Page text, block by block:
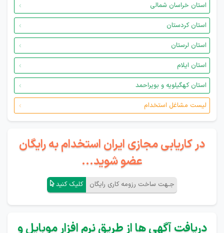
استان خراسان شمالی
استان کردستان
استان لرستان
استان ایلام
استان کهگیلویه و بویراحمد
لیست مشاغل استخدام
در کاریابی مجازی ایران استخدام به رایگان
عضو شوید...
جـهت ساخت رزومه کاری رایگان کلیک کنید
دریافت آگهی ها از طریق نرم افزار موبایل و